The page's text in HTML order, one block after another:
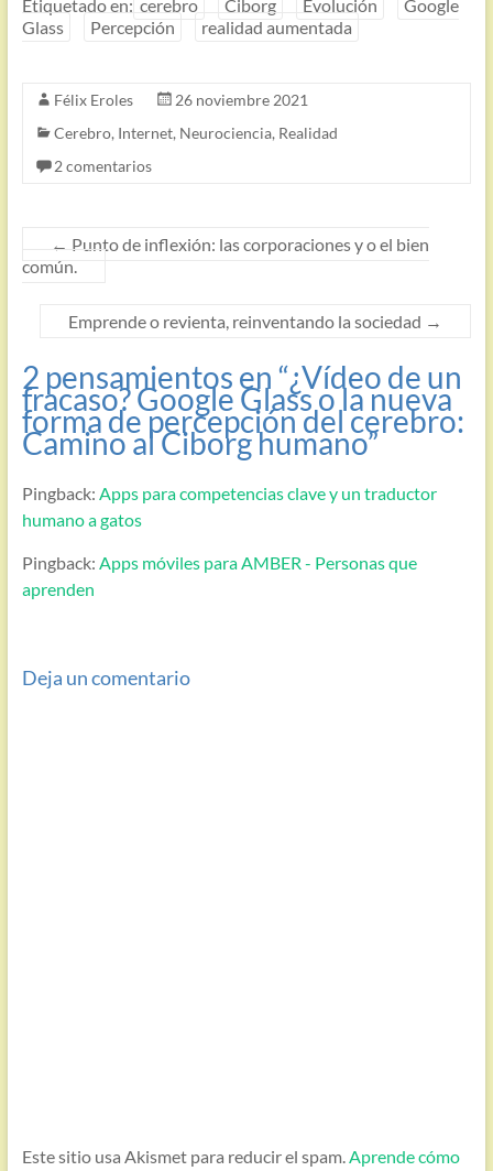
Etiquetado en: cerebro Ciborg Evolución
Google
Glass
Percepción realidad aumentada
Félix Eroles
26 noviembre 2021
Cerebro, Internet, Neurociencia, Realidad
2 comentarios
← Punto de inflexión: las corporaciones y o el bien
común.
Emprende o revienta, reinventando la sociedad →
2 pensamientos en “¿Vídeo de un
fracaso? Google Glass o la nueva
forma de percepción del cerebro:
Camino al Ciborg humano”
Pingback: Apps para competencias clave y un traductor
humano a gatos
Pingback: Apps móviles para AMBER - Personas que
aprenden
Deja un comentario
Este sitio usa Akismet para reducir el spam.Aprende cómo